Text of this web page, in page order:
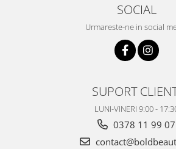
SOCIAL
Urmareste-ne in social
SUPORT
LUNI-VINERI 9:00 -
0378 11 99 07